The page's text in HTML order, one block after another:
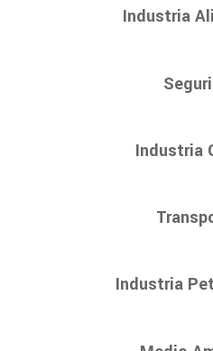
Industria
Industria
Industria